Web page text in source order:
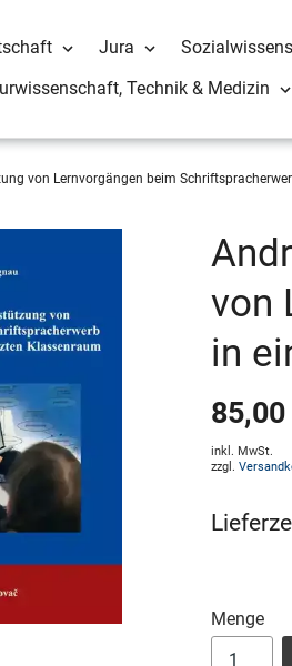
Jura
Technik & Medizin
von Lernvorgängen beim
von
in
85,00
inkl. MwSt.
zzgl.
Menge